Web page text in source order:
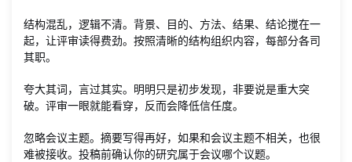
结构混乱，逻辑不清。背景、目的、方法、结果、结论搅在一
起，让评审读得费劲。按照清晰的结构组织内容，每部分各司
其职。
夸大其词，言过其实。明明只是初步发现，非要说是重大突
破。评审一眼就能看穿，反而会降低信任度。
忽略会议主题。摘要写得再好，如果和会议主题不相关，也很
难被接收。投稿前确认你的研究属于会议哪个议题。